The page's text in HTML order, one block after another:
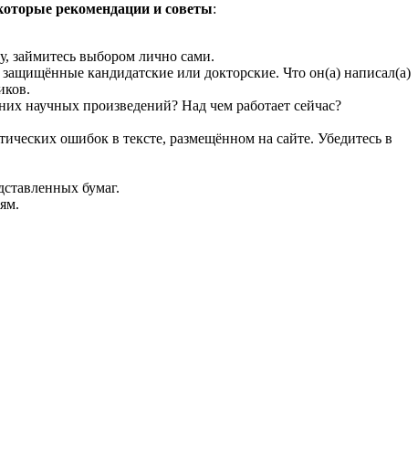
рекомендации и советы:
займитесь выбором лично сами.
кандидатские или докторские. Что он(а) написал(а)
научных произведений? Над чем работает сейчас?
ошибок в тексте, размещённом на сайте. Убедитесь в
бумаг.